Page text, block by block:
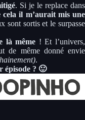
. Si je le replace dans
il m’aurait mis une
sont sortis et le surpasse
là même ! Et l’univers,
de même donné envie
.
épisode ? 🙂